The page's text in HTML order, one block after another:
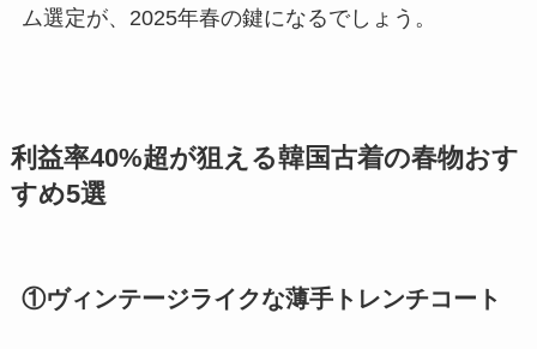
ム選定が、2025年春の鍵になるでしょう。
利益率40%超が狙える韓国古着の春物おす
すめ5選
①ヴィンテージライクな薄手トレンチコート